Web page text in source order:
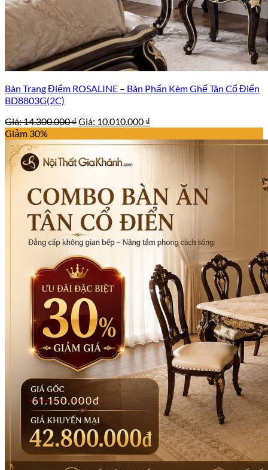
Bàn Trang Điểm ROSALINE – Bàn Phấn Kèm Ghế Tân Cổ Điển
BD8803G(2C)
Giá:14.300.000₫Giá
là:
14.300.000 ₫.
Giá: 10.010.000 ₫
tại
là:
10.010.000 ₫.
Giảm 30%